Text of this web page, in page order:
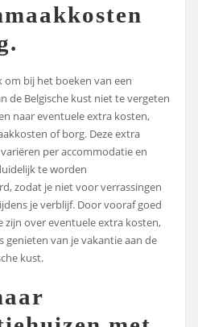
om bij het boeken van een
de Belgische kust niet te vergeten
naar eventuele extra kosten,
of borg. Deze extra
per accommodatie en
te worden
zodat je niet voor verrassingen
je verblijf. Door vooraf goed
zijn over eventuele extra kosten,
genieten van je vakantie aan de
kust.